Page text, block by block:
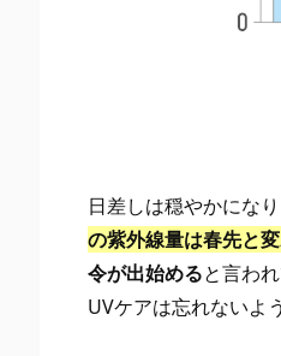
日
焼
け
と
日差しは穏やかにな
の紫外線量は春先と
令が出始めると言わ
UVケアは忘れないよ